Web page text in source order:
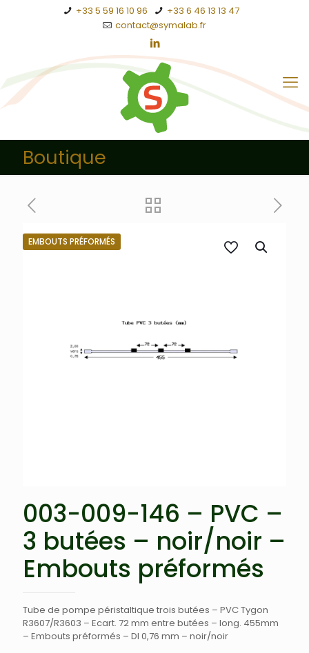
+33 5 59 16 10 96
+33 6 46 13 13 47
contact@symalab.fr
Boutique
EMBOUTS PRÉFORMÉS
003-009-146 – PVC –
3 butées – noir/noir –
Embouts préformés
Tube de pompe péristaltique trois butées – PVC Tygon
R3607/R3603 – Ecart. 72 mm entre butées – long. 455mm
– Embouts préformés – DI 0,76 mm – noir/noir